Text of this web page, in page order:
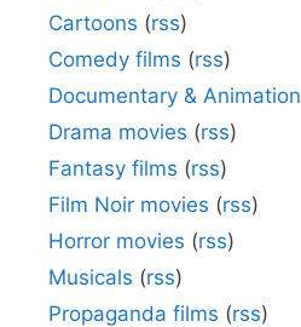
Cartoons (rss)
Comedy films (rss)
Documentary & Animation
Drama movies (rss)
Fantasy films (rss)
Film Noir movies (rss)
Horror movies (rss)
Musicals (rss)
Propaganda films (rss)